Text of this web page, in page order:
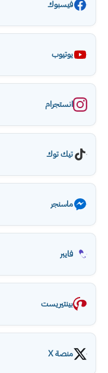
فيسبوك
يوتيوب
انستجرام
تيك توك
ماسنجر
فايبر
بينتيريست
منصة X